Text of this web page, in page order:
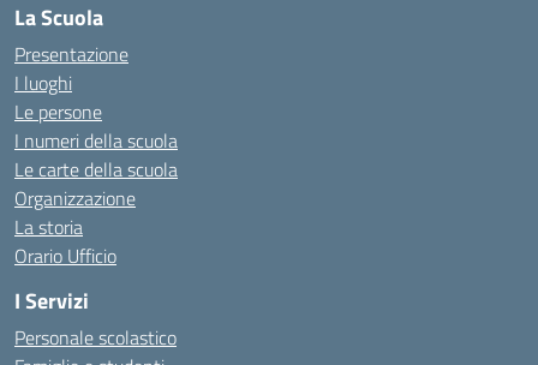
La Scuola
Presentazione
I luoghi
Le persone
I numeri della scuola
Le carte della scuola
Organizzazione
La storia
Orario Ufficio
I Servizi
Personale scolastico